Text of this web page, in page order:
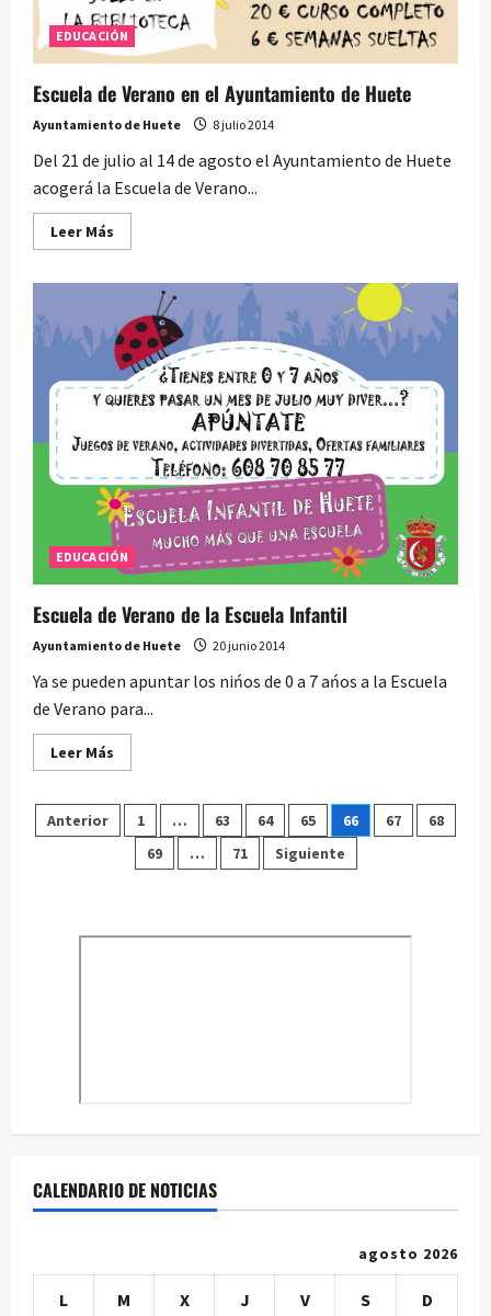
EDUCACIÓN
Escuela de Verano en el Ayuntamiento de Huete
Ayuntamiento de Huete 8 julio 2014
Del 21 de julio al 14 de agosto el Ayuntamiento de Huete
acogerá la Escuela de Verano...
Leer Más
más
Escuela
Verano
en
el
Ayuntamiento
de
Huete
EDUCACIÓN
Escuela de Verano de la Escuela Infantil
Ayuntamiento de Huete 20 junio 2014
Ya se pueden apuntar los nińos de 0 a 7 ańos a la Escuela
de Verano para...
Leer Más
más
Escuela
Verano
Paginación
Anterior 1 … 63 64 65 66 67
68
69
… 71 Siguiente
CALENDARIO DE NOTICIAS
agosto 2026
L M X J V S D